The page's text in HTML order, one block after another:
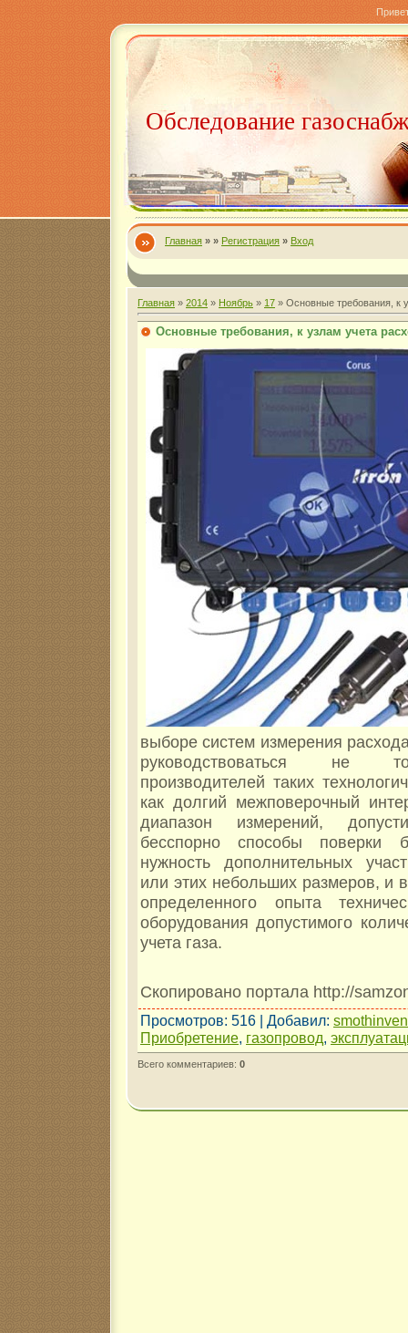
Обследование
Главная » » Регистрация » Вход
Главная » 2014 » Ноябрь » 17 » Основные требования, к
Основные требования, к узлам учета
выборе систем измерения
руководствоваться не
производителей таких
как долгий межповерочный
диапазон измерений,
бесспорно способы поверки
нужность дополнительных
или этих небольших размеров, и
определенного опыта
оборудования допустимого
учета газа.
Скопировано портала http://
Просмотров: 516 | Добавил:
Приобретение, газопровод,
Всего комментариев: 0